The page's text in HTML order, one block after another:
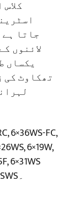
جاتا
لائنوں
یکساں
تھکاوٹ کی
6×19W,
6×31WS
6×41WS، 6×46WS، 6×49SWS، 6×55SWS۔